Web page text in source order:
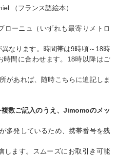
（フランス語絵本）
ローニュ（いずれも最寄りメトロ
異なります。時間帯は9時頃～18時
時間に合わせます。18時以降はご
があれば、随時こちらに追記しま
数ご記入のうえ、Jimomoのメッ
多発しているため、携帯番号を残
します。スムーズにお取引き可能